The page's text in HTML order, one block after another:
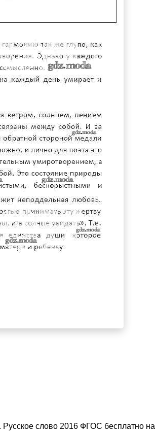
слово 2016 ФГОС бесплатно на